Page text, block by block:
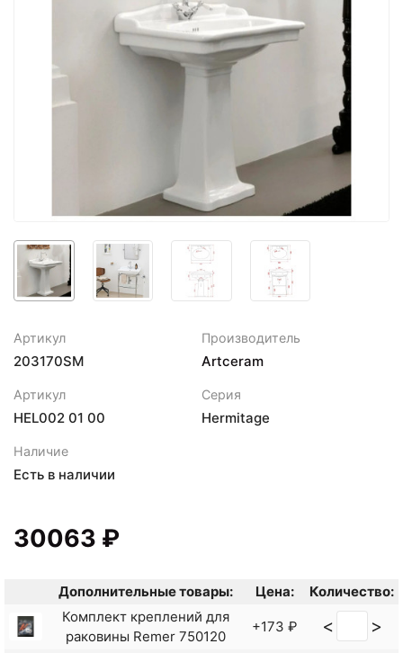
Артикул
203170SM
Производитель
Artceram
Артикул
HEL002 01 00
Серия
Hermitage
Наличие
Есть в наличии
30063 ₽
Дополнительные товары: Цена:
Количество:
Комплект креплений для
раковины Remer 750120
+173 ₽ < >